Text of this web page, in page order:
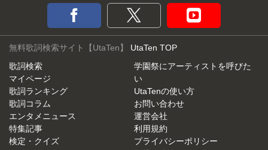
無料歌詞検索サイト【UtaTen】 UtaTen TOP
歌詞検索
マイページ
歌詞ランキング
歌詞コラム
エンタメニュース
特集記事
検定・クイズ
学園祭にアーティストを呼びた
い
UtaTenの使い方
お問い合わせ
運営会社
利用規約
プライバシーポリシー